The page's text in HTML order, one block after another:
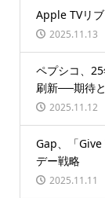
Apple TVリ
2025.11.13
ペプシコ、
刷新──期待
2025.11.12
Gap、「Give
デー戦略
2025.11.11